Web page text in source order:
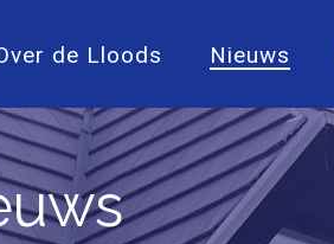
de Lloods Nieuws